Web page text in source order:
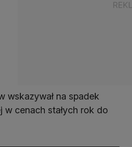
wskazywał na spadek
w cenach stałych rok do